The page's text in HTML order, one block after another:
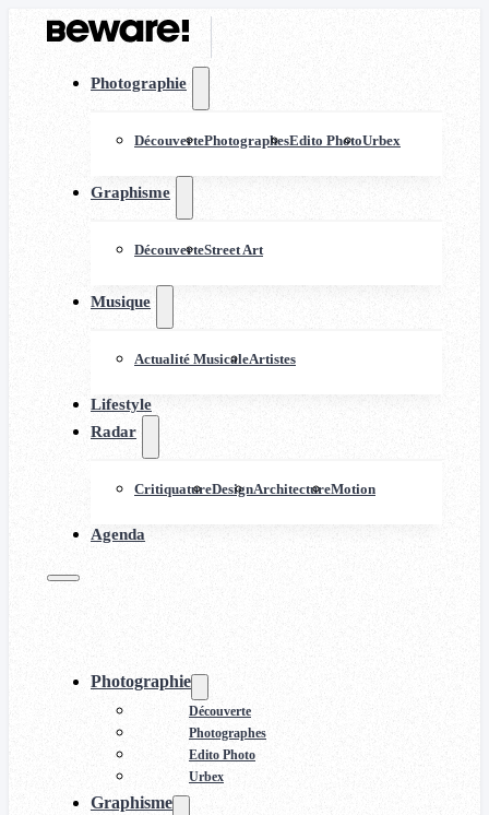
Photographie
DécouvertePhotographesEdito PhotoUrbex
Graphisme
DécouverteStreet Art
Musique
Actualité MusicaleArtistes
Lifestyle
Radar
CritiquatureDesignArchitectureMotion
Agenda
Photographie
Découverte
Photographes
Edito Photo
Urbex
Graphisme